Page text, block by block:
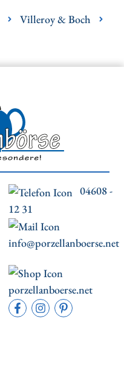
Villeroy & Boch
04608 -
12 31
info@porzellanboerse.net
porzellanboerse.net